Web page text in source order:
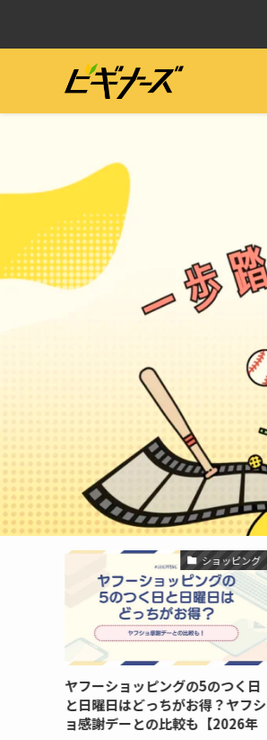
ショッピング
ヤフーショッピングの5のつく日
と日曜日はどっちがお得？ヤフシ
ョ感謝デーとの比較も【2026年